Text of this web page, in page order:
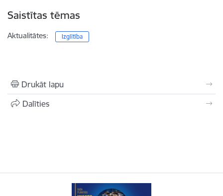
Saistītas tēmas
Aktualitātes: Izglītība
Drukāt lapu
Dalīties